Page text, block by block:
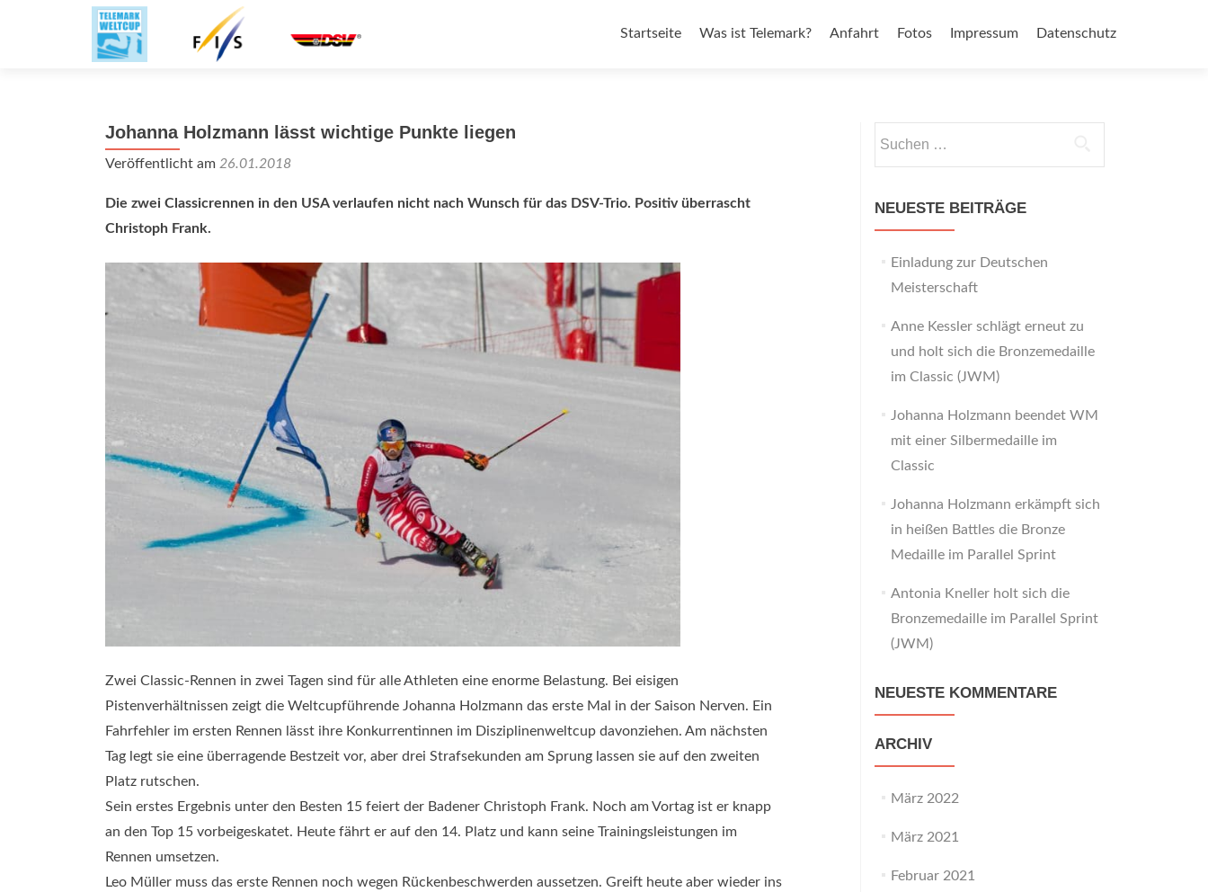
Inhalt
Startseite Was ist Telemark? Anfahrt Fotos Impressum Datenschutz
Johanna Holzmann lässt wichtige Punkte liegen
Veröffentlicht am 26.01.2018
Die zwei Classicrennen in den USA verlaufen nicht nach Wunsch für das DSV-Trio. Positiv überrascht
Christoph Frank.
Zwei Classic-Rennen in zwei Tagen sind für alle Athleten eine enorme Belastung. Bei eisigen
Pistenverhältnissen zeigt die Weltcupführende Johanna Holzmann das erste Mal in der Saison Nerven. Ein
Fahrfehler im ersten Rennen lässt ihre Konkurrentinnen im Disziplinenweltcup davonziehen. Am nächsten
Tag legt sie eine überragende Bestzeit vor, aber drei Strafsekunden am Sprung lassen sie auf den zweiten
Platz rutschen.
Sein erstes Ergebnis unter den Besten 15 feiert der Badener Christoph Frank. Noch am Vortag ist er knapp
an den Top 15 vorbeigeskatet. Heute fährt er auf den 14. Platz und kann seine Trainingsleistungen im
Rennen umsetzen.
Leo Müller muss das erste Rennen noch wegen Rückenbeschwerden aussetzen. Greift heute aber wieder ins
NEUESTE BEITRÄGE
Einladung zur Deutschen
Meisterschaft
Anne Kessler schlägt erneut zu
und holt sich die Bronzemedaille
im Classic (JWM)
Johanna Holzmann beendet WM
mit einer Silbermedaille im
Classic
Johanna Holzmann erkämpft sich
in heißen Battles die Bronze
Medaille im Parallel Sprint
Antonia Kneller holt sich die
Bronzemedaille im Parallel Sprint
(JWM)
NEUESTE KOMMENTARE
ARCHIV
März 2022
März 2021
Februar 2021